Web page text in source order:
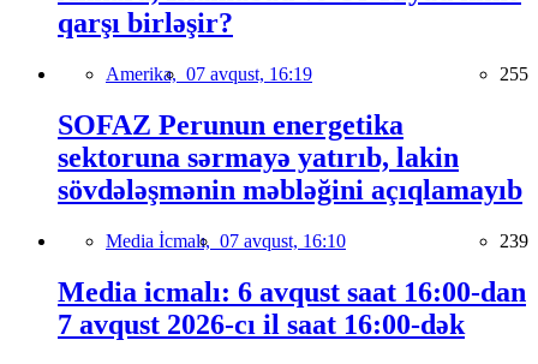
qarşı birləşir?
Amerika, 07 avqust, 16:19 255
SOFAZ Perunun energetika
sektoruna sərmayə yatırıb, lakin
sövdələşmənin məbləğini açıqlamayıb
Media İcmalı, 07 avqust, 16:10 239
Media icmalı: 6 avqust saat 16:00-dan
7 avqust 2026-cı il saat 16:00-dək